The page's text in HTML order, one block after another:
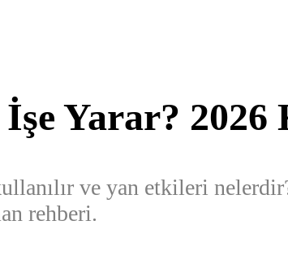
Yarar?
ve yan etkileri
rehberi.